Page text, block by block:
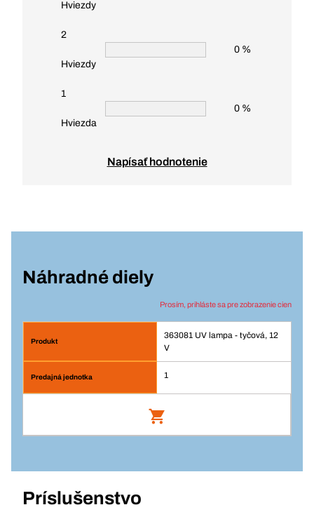
Hviezdy
2
Hviezdy
0 %
1
Hviezda
0 %
Napísať hodnotenie
Náhradné diely
Prosím, prihláste sa pre zobrazenie cien
363081 UV lampa - tyčová, 12
V
1
Číslo výrobku: 363081
Príslušenstvo